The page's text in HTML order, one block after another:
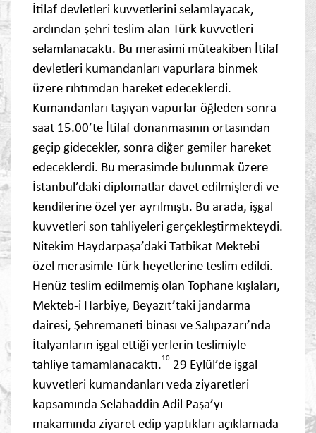
İtilaf devletleri kuvvetlerini selamlayacak,
ardından şehri teslim alan Türk kuvvetleri
selamlanacaktı. Bu merasimi müteakiben İtilaf
devletleri kumandanları vapurlara binmek
üzere rıhtımdan hareket edeceklerdi.
Kumandanları taşıyan vapurlar öğleden sonra
saat 15.00’te İtilaf donanmasının ortasından
geçip gidecekler, sonra diğer gemiler hareket
edeceklerdi. Bu merasimde bulunmak üzere
İstanbul’daki diplomatlar davet edilmişlerdi ve
kendilerine özel yer ayrılmıştı. Bu arada, işgal
kuvvetleri son tahliyeleri gerçekleştirmekteydi.
Nitekim Haydarpaşa’daki Tatbikat Mektebi
özel merasimle Türk heyetlerine teslim edildi.
Henüz teslim edilmemiş olan Tophane kışlaları,
Mekteb-i Harbiye, Beyazıt’taki jandarma
dairesi, Şehremaneti binası ve Salıpazarı’nda
İtalyanların işgal ettiği yerlerin teslimiyle
tahliye tamamlanacaktı.10 29 Eylül’de işgal
kuvvetleri kumandanları veda ziyaretleri
kapsamında Selahaddin Adil Paşa’yı
makamında ziyaret edip yaptıkları açıklamada